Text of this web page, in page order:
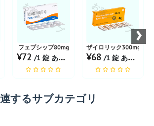
お薬ショップ
フェブシップ80mg
¥72/1 錠 あたり
お薬ショップ
ザイロリック300mg
¥68 /1 錠 あたり
›
するサブカテゴリ